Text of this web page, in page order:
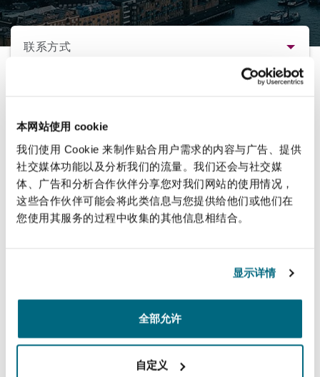
本网站使用 cookie
我们使用 Cookie 来制作贴合用户需求的内容与广告、提供
社交媒体功能以及分析我们的流量。我们还会与社交媒
体、广告和分析合作伙伴分享您对我们网站的使用情况，
这些合作伙伴可能会将此类信息与您提供给他们或他们在
您使用其服务的过程中收集的其他信息相结合。
显示详情
全部允许
自定义
MRO (Maintenance, Repair &
Healthcare
Marine
Political Risk & Trade Credit
管法规与调查
尔本
斯
海
尼
萨斯城
杉矶
阿密
泽西
塞尔多夫
拉斯哥（G1大厦）
尔福德
兹
选择所需部分
联系方式
简介与经验
业务领域
+44 (0) 20 7876 6346
john.flaherty@clydeco.com
主要办公室
涵盖的办公室和地区